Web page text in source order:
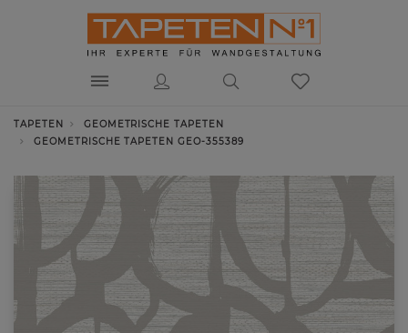
TAPETEN
GEOMETRISCHE TAPETEN
GEOMETRISCHE TAPETEN GEO-355389